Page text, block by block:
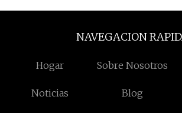
NAVEGACION
Hogar Sobre Nosotros
Noticias Blog